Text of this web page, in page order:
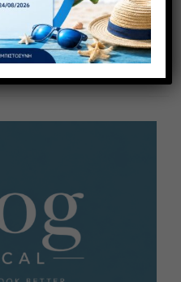
ANTIBLUE C1 BLACK
20,00€ με ΦΠΑ